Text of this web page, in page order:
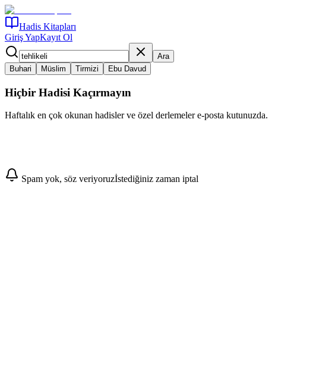
Hadis Kitapları
Giriş YapKayıt Ol
Ara
Buhari
Müslim Tirmizi Ebu Davud
Hiçbir Hadisi Kaçırmayın
Haftalık en çok okunan hadisler ve özel derlemeler e-posta kutunuzda.
Abone Ol
Spam yok, söz veriyoruzİstediğiniz zaman iptal